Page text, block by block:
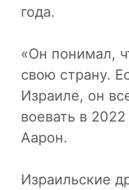
года.
«Он понимал,
свою страну.
Израиле, он
воевать в
Аарон.
Израильские